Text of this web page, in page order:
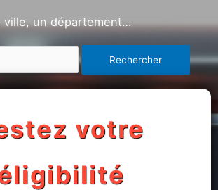
ville, un département…
votre